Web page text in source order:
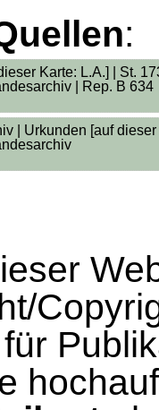
:
Karte: L.A.] | St.
| Rep. B 634
| Urkunden [auf